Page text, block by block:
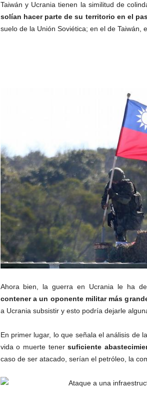
Taiwán y Ucrania tienen la similitud de
solían hacer parte de su territorio en el
suelo de la Unión Soviética; en el de Taiwán,
Ahora bien, la guerra en Ucrania le ha
contener a un oponente militar más
a Ucrania subsistir y esto podría dejarle
En primer lugar, lo que señala el análisis de
vida o muerte tenersuficiente
caso de ser atacado, serían el petróleo, la